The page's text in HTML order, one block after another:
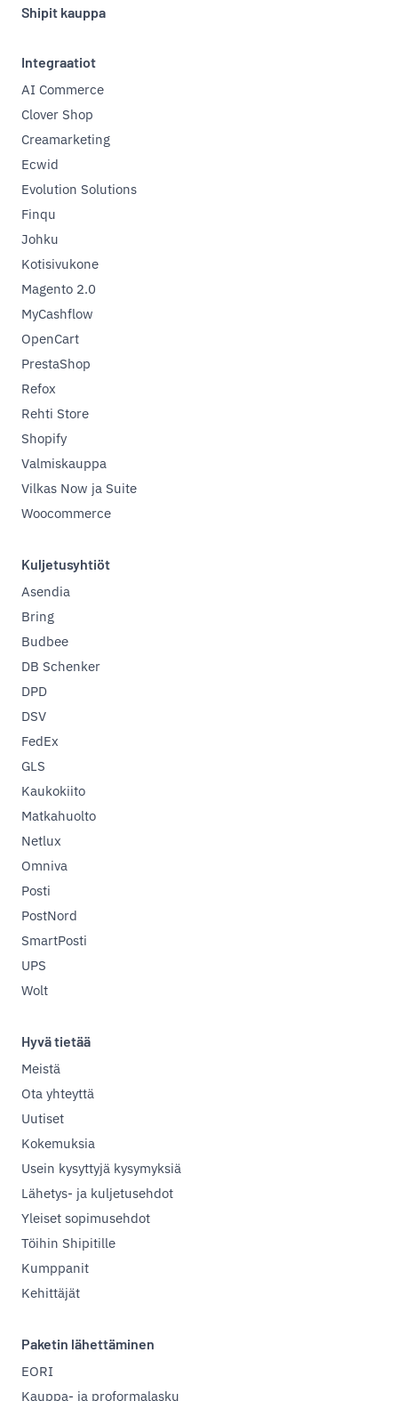
Shipit kauppa
Integraatiot
AI Commerce
Clover Shop
Creamarketing
Ecwid
Evolution Solutions
Finqu
Johku
Kotisivukone
Magento 2.0
MyCashflow
OpenCart
PrestaShop
Refox
Rehti Store
Shopify
Valmiskauppa
Vilkas Now ja Suite
Woocommerce
Kuljetusyhtiöt
Asendia
Bring
Budbee
DB Schenker
DPD
DSV
FedEx
GLS
Kaukokiito
Matkahuolto
Netlux
Omniva
Posti
PostNord
SmartPosti
UPS
Wolt
Hyvä tietää
Meistä
Ota yhteyttä
Uutiset
Kokemuksia
Usein kysyttyjä kysymyksiä
Lähetys- ja kuljetusehdot
Yleiset sopimusehdot
Töihin Shipitille
Kumppanit
Kehittäjät
Paketin lähettäminen
EORI
Kauppa- ja proformalasku